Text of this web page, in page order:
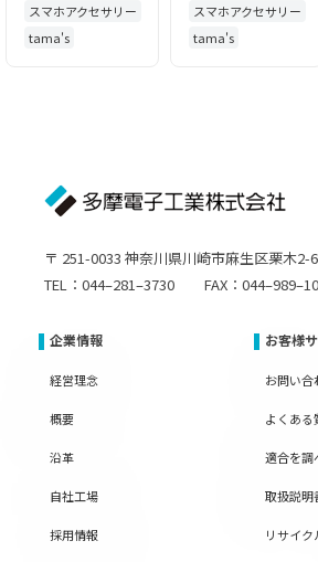
スマホアクセサリー
tama's
スマホアクセサリー
tama's
〒 251-0033 神奈川県川崎市麻生区栗木2-
TEL：044–281–3730 FAX：
企業情報
経営理念
概要
沿革
自社工場
採用情報
お客様
お問い合
よくある
適合を調
取扱説明
リサイ